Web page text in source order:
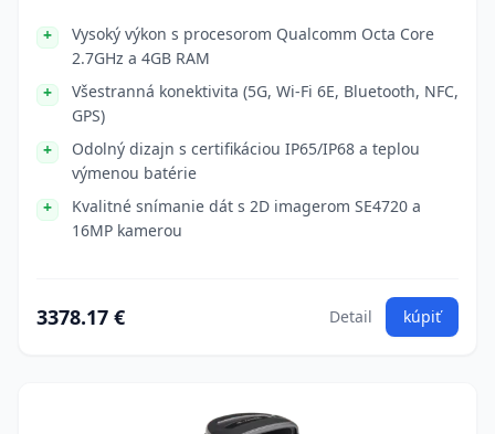
Vysoký výkon s procesorom Qualcomm Octa Core
2.7GHz a 4GB RAM
Všestranná konektivita (5G, Wi-Fi 6E, Bluetooth, NFC,
GPS)
Odolný dizajn s certifikáciou IP65/IP68 a teplou
výmenou batérie
Kvalitné snímanie dát s 2D imagerom SE4720 a
16MP kamerou
3378.17 € Detail kúpiť